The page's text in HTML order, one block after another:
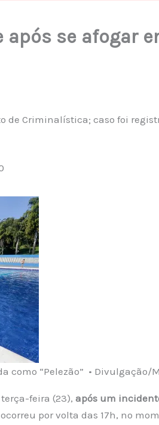
após se afogar
Criminalística; caso foi
como “Pelezão” • Divulgação/
feira (23), após um
por volta das 17h, no